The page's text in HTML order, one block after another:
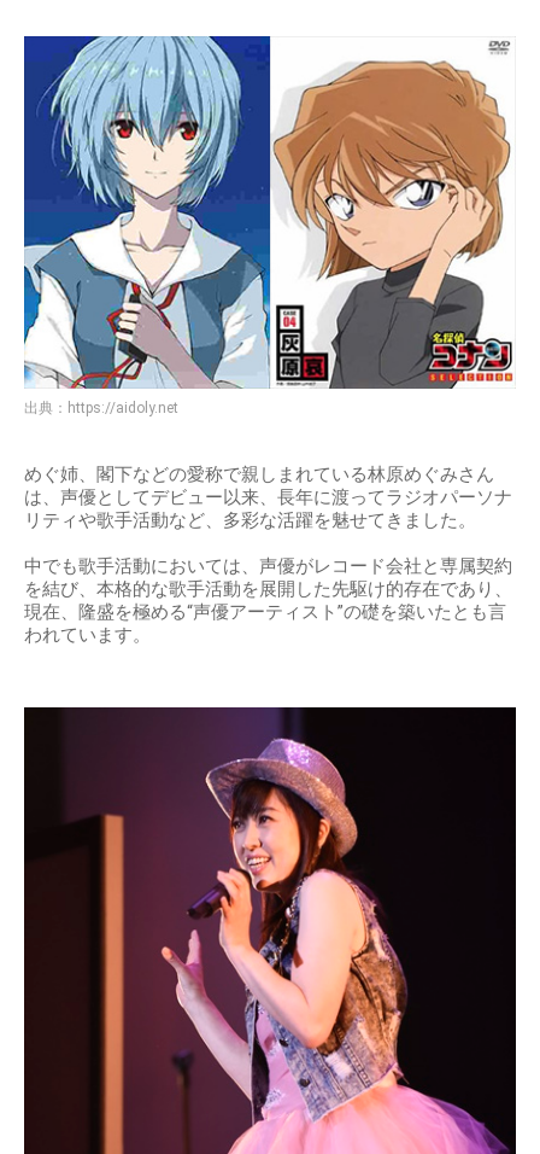
出典： https://aidoly.net
めぐ姉、閣下などの愛称で親しまれている林原めぐみさん
は、声優としてデビュー以来、長年に渡ってラジオパーソナ
リティや歌手活動など、多彩な活躍を魅せてきました。
中でも歌手活動においては、声優がレコード会社と専属契約
を結び、本格的な歌手活動を展開した先駆け的存在であり、
現在、隆盛を極める“声優アーティスト”の礎を築いたとも言
われています。